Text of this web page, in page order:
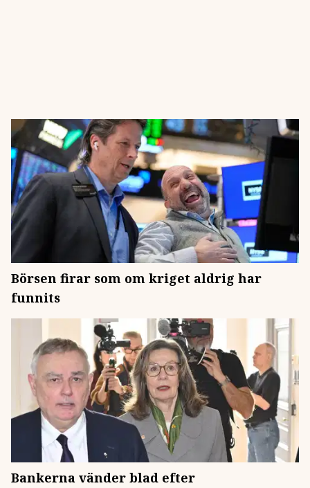
Börsen firar som om kriget aldrig har
funnits
Bankerna vänder blad efter